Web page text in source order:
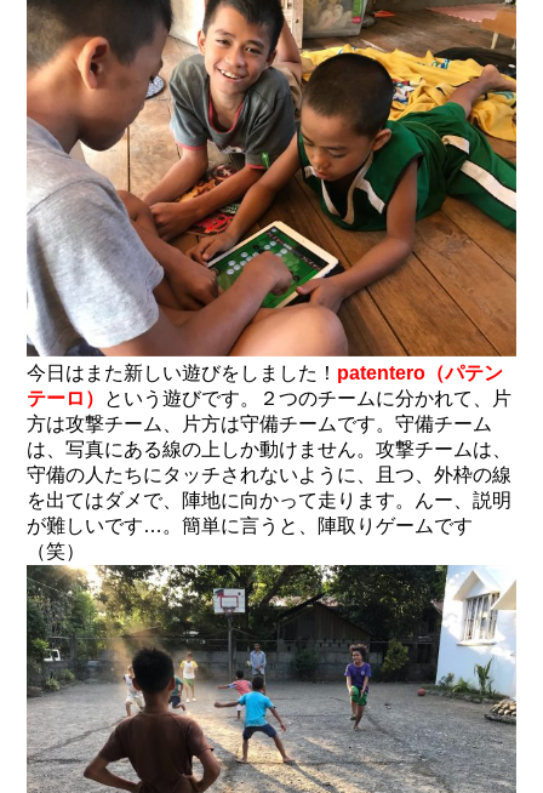
今日はまた新しい遊びをしました！ patentero（パテン
テーロ） という遊びです。２つのチームに分かれて、片
方は攻撃チーム、片方は守備チームです。守備チーム
は、写真にある線の上しか動けません。攻撃チームは、
守備の人たちにタッチされないように、且つ、外枠の線
を出てはダメで、陣地に向かって走ります。んー、説明
が難しいです…。簡単に言うと、陣取りゲームです
（笑）